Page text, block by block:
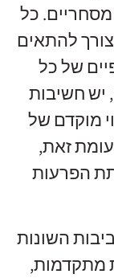
כל
להתאים
של כל
יש חשיבות
מוקדם של
זאת,
הפרעות
השונות
מתקדמות,